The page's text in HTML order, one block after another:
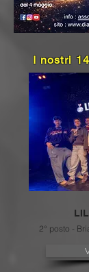
I nostri
2° posto -